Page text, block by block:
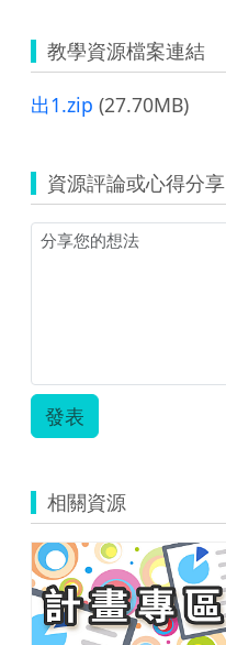
教學資源檔案連結
出1.zip (27.70MB)
資源評論或心得分享
發表
相關資源